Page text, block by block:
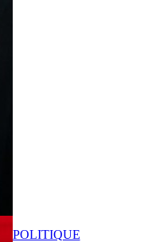
POLITIQUE